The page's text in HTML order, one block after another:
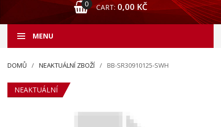
0 CART: 0,00 KČ
MENU
DOMŮ NEAKTUÁLNÍ ZBOŽÍ BB-SR30910125-SWH
NEAKTUÁLNÍ